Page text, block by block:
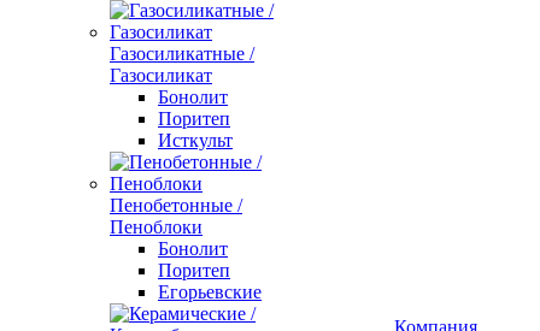
Газосиликатные /
Газосиликат
Бонолит
Поритеп
Исткульт
Пенобетонные /
Пеноблоки
Бонолит
Поритеп
Егорьевские
Компания